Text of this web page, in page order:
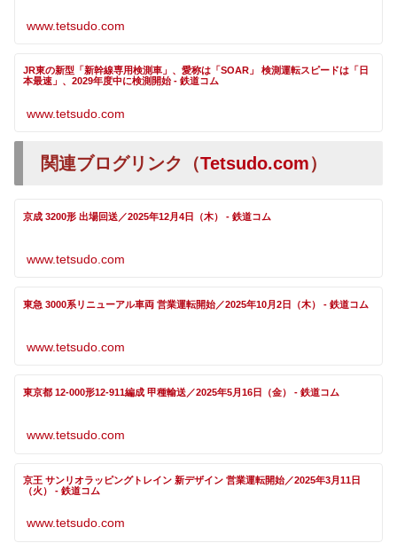
www.tetsudo.com
JR東の新型「新幹線専用検測車」、愛称は「SOAR」 検測運転スピードは「日
本最速」、2029年度中に検測開始 - 鉄道コム
www.tetsudo.com
関連ブログリンク（Tetsudo.com）
京成 3200形 出場回送／2025年12月4日（木） - 鉄道コム
www.tetsudo.com
東急 3000系リニューアル車両 営業運転開始／2025年10月2日（木） - 鉄道コム
www.tetsudo.com
東京都 12-000形12-911編成 甲種輸送／2025年5月16日（金） - 鉄道コム
www.tetsudo.com
京王 サンリオラッピングトレイン 新デザイン 営業運転開始／2025年3月11日
（火） - 鉄道コム
www.tetsudo.com